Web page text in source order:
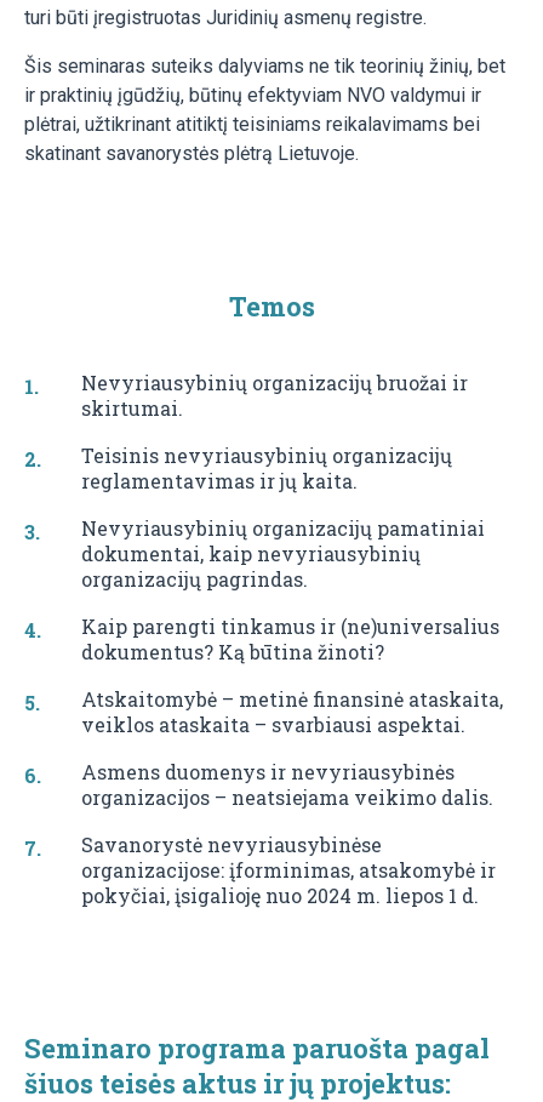
turi būti įregistruotas Juridinių asmenų registre.
Šis seminaras suteiks dalyviams ne tik teorinių žinių, bet
ir praktinių įgūdžių, būtinų efektyviam NVO valdymui ir
plėtrai, užtikrinant atitiktį teisiniams reikalavimams bei
skatinant savanorystės plėtrą Lietuvoje.
Temos
Nevyriausybinių organizacijų bruožai ir
skirtumai.
Teisinis nevyriausybinių organizacijų
reglamentavimas ir jų kaita.
Nevyriausybinių organizacijų pamatiniai
dokumentai, kaip nevyriausybinių
organizacijų pagrindas.
Kaip parengti tinkamus ir (ne)universalius
dokumentus? Ką būtina žinoti?
Atskaitomybė – metinė finansinė ataskaita,
veiklos ataskaita – svarbiausi aspektai.
Asmens duomenys ir nevyriausybinės
organizacijos – neatsiejama veikimo dalis.
Savanorystė nevyriausybinėse
organizacijose: įforminimas, atsakomybė ir
pokyčiai, įsigalioję nuo 2024 m. liepos 1 d.
Seminaro programa paruošta pagal
šiuos teisės aktus ir jų projektus: